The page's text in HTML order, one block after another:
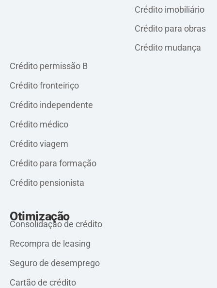
Crédito imobiliário
Crédito para obras
Crédito mudança
Crédito permissão B
Crédito fronteiriço
Crédito independente
Crédito médico
Crédito viagem
Crédito para formação
Crédito pensionista
Otimização
Consolidação de crédito
Recompra de leasing
Seguro de desemprego
Cartão de crédito